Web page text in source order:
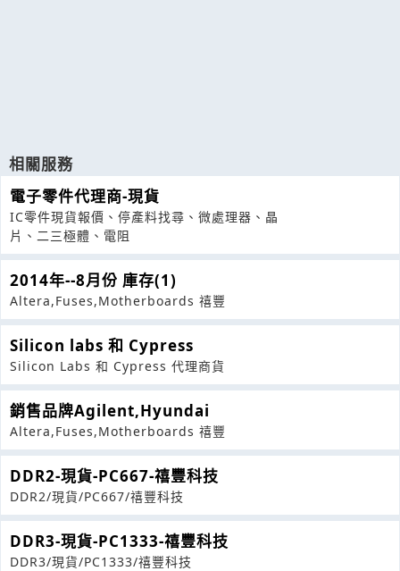
相關服務
電子零件代理商-現貨
IC零件現貨報價、停產料找尋、微處理器、晶
片、二三極體、電阻
2014年--8月份 庫存(1)
Altera,Fuses,Motherboards 禧豐
Silicon labs 和 Cypress
Silicon Labs 和 Cypress 代理商貨
銷售品牌Agilent,Hyundai
Altera,Fuses,Motherboards 禧豐
DDR2-現貨-PC667-禧豐科技
DDR2/現貨/PC667/禧豐科技
DDR3-現貨-PC1333-禧豐科技
DDR3/現貨/PC1333/禧豐科技